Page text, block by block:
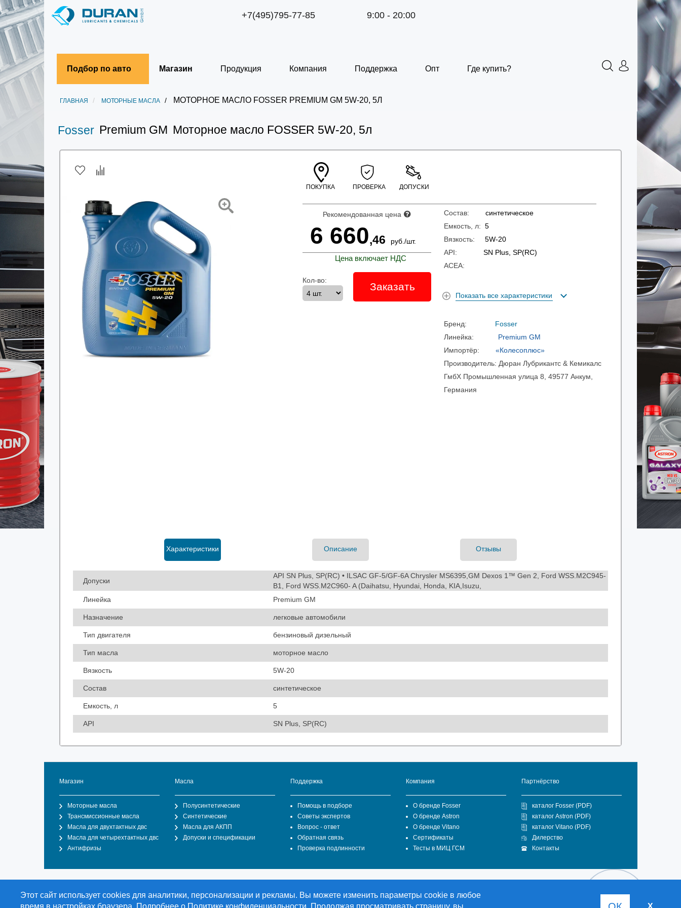
+7(495)795-77-85 9:00 - 20:00
Подбор по авто Магазин Продукция Компания Поддержка Опт Где купить?
ГЛАВНАЯ МОТОРНЫЕ МАСЛА МОТОРНОЕ МАСЛО FOSSER PREMIUM GM 5W-20, 5Л
Fosser Premium GM Моторное масло FOSSER 5W-20, 5л
ПОКУПКА ПРОВЕРКА ДОПУСКИ
Рекомендованная цена
6 660,46 руб./шт.
Цена включает НДС
Кол-во:
Заказать
Состав:синтетическое
Емкость, л:5
Вязкость:5W-20
API:SN Plus, SP(RC)
ACEA:
Бренд: Fosser
Линейка: Premium GM
Импортёр:«Колесоплюс»
Производитель:Дюран Лубрикантс & Кемикалс
ГмбХ Промышленная улица 8, 49577 Анкум,
Германия
Показать все характеристики
Характеристики Описание Отзывы
Допуски
API SN Plus, SP(RC) • ILSAC GF-5/GF-6A Chrysler MS6395,GM Dexos 1™ Gen 2, Ford WSS.M2C945-
B1, Ford WSS.M2C960- A (Daihatsu, Hyundai, Honda, KIA,Isuzu,
Линейка
Premium GM
Назначение легковые автомобили
Тип двигателя бензиновый дизельный
Тип масла моторное масло
Вязкость 5W-20
Состав синтетическое
Емкость, л 5
API SN Plus, SP(RC)
Магазин
Моторные масла
Трансмиссионные масла
Масла для двухтактных двс
Масла для четырехтактных двс
Антифризы
Масла
Полусинтетические
Синтетические
Масла для АКПП
Допуски и спецификации
Поддержка
Помощь в подборе
Советы экспертов
Вопрос - ответ
Обратная связь
Проверка подлинности
Компания
О бренде Fosser
О бренде Astron
О бренде Vitano
Сертификаты
Тесты в МИЦ ГСМ
Партнёрство
каталог Fosser (PDF)
каталог Astron (PDF)
каталог Vitano (PDF)
Дилерство
Контакты
торгового дома Duran Lubricants & Chemicals GmbH в Российской Федерации.
Этот сайт использует cookies для аналитики, персонализации и рекламы. Вы можете изменить параметры cookie в любое
время в настройках браузера. Подробнее о Политике конфиденциальности . Продолжая просматривать страницу, вы X